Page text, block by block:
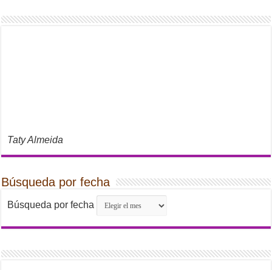
Taty Almeida
Búsqueda por fecha
Búsqueda por fecha